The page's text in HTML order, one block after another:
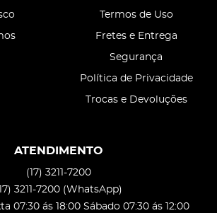
Termos de Uso
Fretes e Entrega
Segurança
Política de Privacidade
Trocas e Devoluções
ATENDIMENTO
(17) 3211-7200
3211-7200 (WhatsApp)
07:30 ás 18:00 Sábado 07:30 ás 12:00